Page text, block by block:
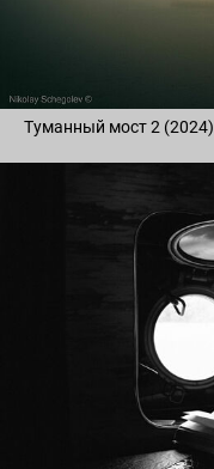
Туманный мост 2 (2024)